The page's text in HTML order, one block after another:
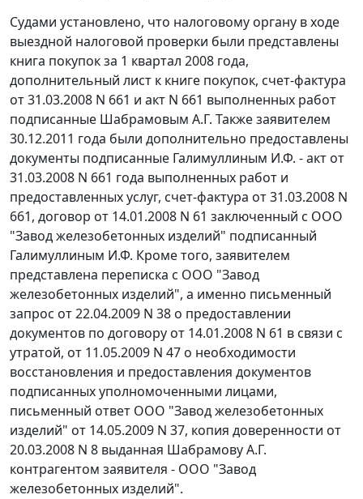
Судами установлено, что налоговому органу в ходе
выездной налоговой проверки были представлены
книга покупок за 1 квартал 2008 года,
дополнительный лист к книге покупок, счет-фактура
от 31.03.2008 N 661 и акт N 661 выполненных работ
подписанные Шабрамовым А.Г. Также заявителем
30.12.2011 года были дополнительно предоставлены
документы подписанные Галимуллиным И.Ф. - акт от
31.03.2008 N 661 года выполненных работ и
предоставленных услуг, счет-фактура от 31.03.2008 N
661, договор от 14.01.2008 N 61 заключенный с ООО
"Завод железобетонных изделий" подписанный
Галимуллиным И.Ф. Кроме того, заявителем
представлена переписка с ООО "Завод
железобетонных изделий", а именно письменный
запрос от 22.04.2009 N 38 о предоставлении
документов по договору от 14.01.2008 N 61 в связи с
утратой, от 11.05.2009 N 47 о необходимости
восстановления и предоставления документов
подписанных уполномоченными лицами,
письменный ответ ООО "Завод железобетонных
изделий" от 14.05.2009 N 37, копия доверенности от
20.03.2008 N 8 выданная Шабрамову А.Г.
контрагентом заявителя - ООО "Завод
железобетонных изделий".